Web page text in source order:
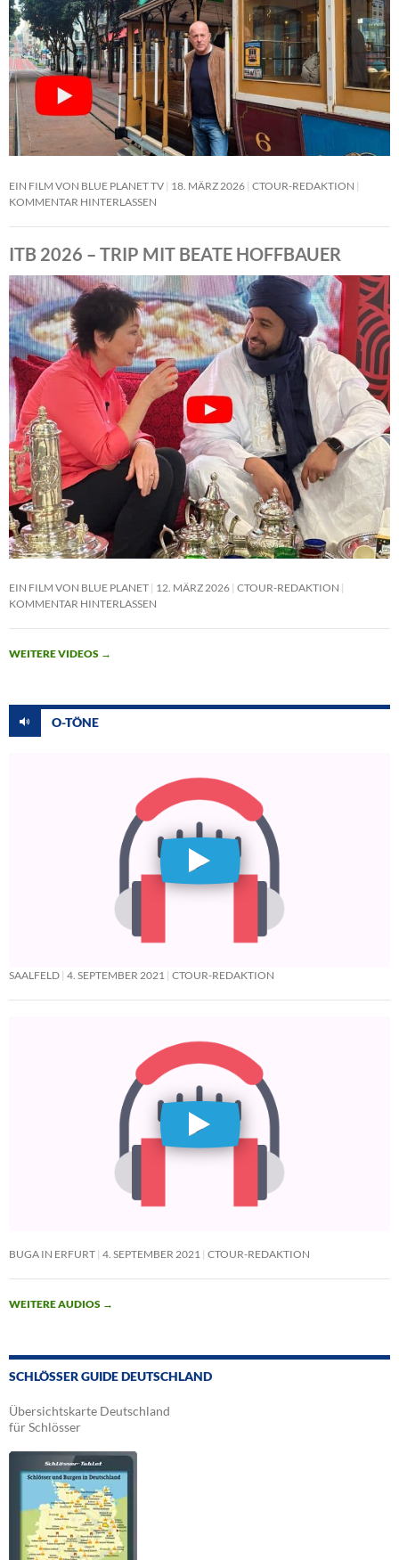
EIN FILM VON BLUE PLANET TV 18. MÄRZ 2026 CTOUR-REDAKTION
KOMMENTAR HINTERLASSEN
ITB 2026 – TRIP MIT BEATE HOFFBAUER
EIN FILM VON BLUE PLANET 12. MÄRZ 2026 CTOUR-REDAKTION
KOMMENTAR HINTERLASSEN
WEITERE VIDEOS →
O-TÖNE
SAALFELD 4. SEPTEMBER 2021 CTOUR-REDAKTION
BUGA IN ERFURT 4. SEPTEMBER 2021 CTOUR-REDAKTION
WEITERE AUDIOS →
SCHLÖSSER GUIDE DEUTSCHLAND
Übersichtskarte Deutschland
für Schlösser